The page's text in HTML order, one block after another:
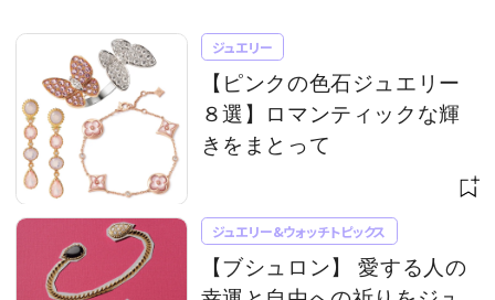
ジュエリー
【ピンクの色石ジュエリー
８選】ロマンティックな輝
きをまとって
ジュエリー&ウォッチトピックス
【ブシュロン】 愛する人の